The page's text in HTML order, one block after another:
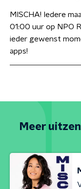
MISCHA! Iedere
01:00 uur op NPO
ieder gewenst
apps!
Meer